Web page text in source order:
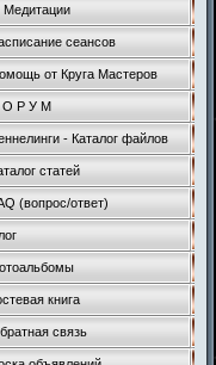
сеансов
от Круга Мастеров
О Р У М
- Каталог файлов
статей
(вопрос/ответ)
книга
связь